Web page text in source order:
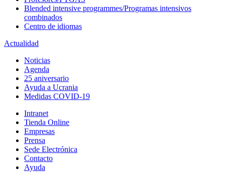
Blended intensive programmes/Programas intensivos
combinados
Centro de idiomas
Actualidad
Noticias
Agenda
25 aniversario
Ayuda a Ucrania
Medidas COVID-19
Intranet
Tienda Online
Empresas
Prensa
Sede Electrónica
Contacto
Ayuda